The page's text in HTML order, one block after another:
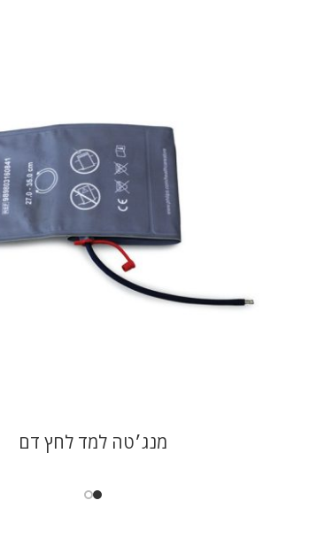
מנג׳טה למד לחץ דם